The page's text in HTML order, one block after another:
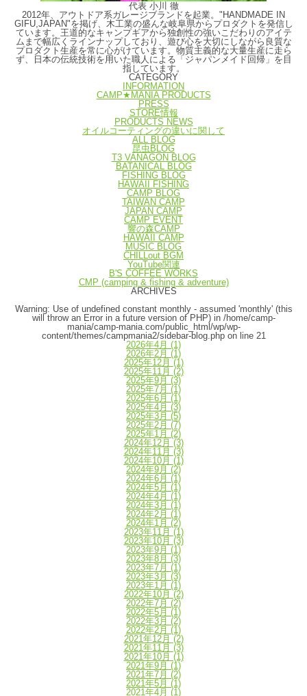
代表 小川 徹
2012年、アウトドア系ガレージブランドを起業。"HANDMADE IN
GIFU,JAPAN"を掲げ、木工業の盛んな岐阜県からプロダクトを発信し
ています。王道的なキャンプギアから独創性の強いこだわりのアイテ
ムまで幅広くラインナップしており、遊び心を大切にしながら良質な
プロダクト生産を常に心がけています。物質主義的な大量生産に走ら
ず、日本の伝統技術を用いた職人による「ジャパンメイド回帰」を目
指しています。
CATEGORY
INFORMATION
CAMP★MANIA PRODUCTS
PRESS
STORE情報
PRODUCTS NEWS
オイルコーティングの違いに関して
ALL BLOG
昆虫BLOG
T3 VANAGON BLOG
BATANICAL BLOG
FISHING BLOG
HAWAII FISHING
CAMP BLOG
TAIWAN CAMP
JAPAN CAMP
CAMP EVENT
響の森CAMP
HAWAII CAMP
MUSIC BLOG
CHILLout BGM
YouTube関連
B'S COFFEE WORKS
CMP (camping & fishing & adventure)
ARCHIVES
Warning: Use of undefined constant monthly - assumed 'monthly' (this
will throw an Error in a future version of PHP) in /home/camp-
mania/camp-mania.com/public_html/wp/wp-
content/themes/campmania2/sidebar-blog.phpon line 21
2026年4月 (1)
2026年2月 (1)
2025年12月 (1)
2025年11月 (2)
2025年9月 (3)
2025年7月 (1)
2025年6月 (1)
2025年4月 (3)
2025年3月 (5)
2025年2月 (7)
2025年1月 (2)
2024年12月 (3)
2024年11月 (3)
2024年10月 (1)
2024年9月 (2)
2024年6月 (1)
2024年5月 (1)
2024年4月 (1)
2024年3月 (1)
2024年2月 (1)
2024年1月 (2)
2023年11月 (1)
2023年10月 (3)
2023年9月 (1)
2023年8月 (3)
2023年7月 (1)
2023年3月 (3)
2023年1月 (1)
2022年10月 (2)
2022年7月 (2)
2022年5月 (1)
2022年3月 (2)
2022年2月 (1)
2021年12月 (2)
2021年11月 (3)
2021年10月 (1)
2021年9月 (1)
2021年7月 (2)
2021年5月 (1)
2021年4月 (1)